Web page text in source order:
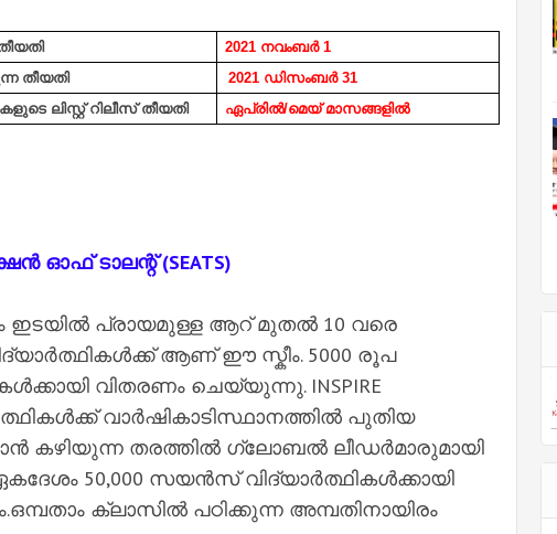
2021 നവംബർ 1
തീയതി
2021 ഡിസംബർ 31
ലിസ്റ്റ് റിലീസ് തീയതി
ഏപ്രിൽ/മെയ് മാസങ്ങളിൽ
ഓഫ് ടാലന്റ് (SEATS)
ഇടയിൽ പ്രായമുള്ള ആറ് മുതൽ 10 വരെ
ആണ് ഈ സ്കീം. 5000 രൂപ
വിതരണം ചെയ്യുന്നു. INSPIRE
വാർഷികാടിസ്ഥാനത്തിൽ പുതിയ
കഴിയുന്ന തരത്തിൽ ഗ്ലോബൽ ലീഡർമാരുമായി
50,000 സയൻസ് വിദ്യാർത്ഥികൾക്കായി
ക്ലാസിൽ പഠിക്കുന്ന അമ്പതിനായിരം